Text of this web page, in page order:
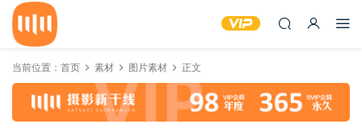
当前位置： 首页 素材 图片素材 正文